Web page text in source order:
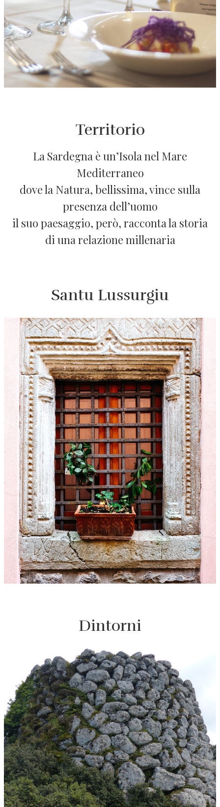
Territorio
La Sardegna è un’Isola nel Mare
Mediterraneo
dove la Natura, bellissima, vince sulla
presenza dell’uomo
il suo paesaggio, però, racconta la storia
di una relazione millenaria
Santu Lussurgiu
Dintorni